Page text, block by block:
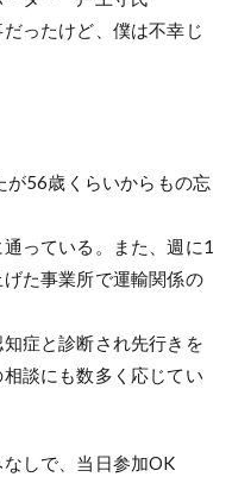
ったけど、僕は不幸じ
が56歳くらいからもの忘
っている。また、週に1
た事業所で運輸関係の
症と診断され先行きを
談にも数多く応じてい
しで、当日参加OK